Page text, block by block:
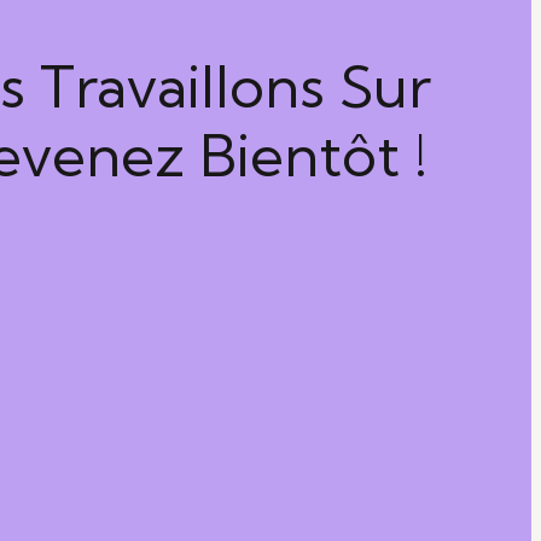
Travaillons Sur
Bientôt !